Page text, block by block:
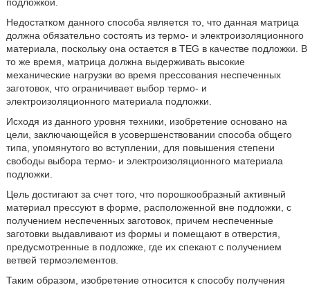
Недостатком данного способа является то, что данная матрица
должна обязательно состоять из термо- и электроизоляционного
материала, поскольку она остается в TEG в качестве подложки. В
то же время, матрица должна выдерживать высокие
механические нагрузки во время прессования неспеченных
заготовок, что ограничивает выбор термо- и
электроизоляционного материала подложки.
Исходя из данного уровня техники, изобретение основано на
цели, заключающейся в усовершенствовании способа общего
типа, упомянутого во вступлении, для повышения степени
свободы выбора термо- и электроизоляционного материала
подложки.
Цель достигают за счет того, что порошкообразный активный
материал прессуют в форме, расположенной вне подложки, с
получением неспеченных заготовок, причем неспеченные
заготовки выдавливают из формы и помещают в отверстия,
предусмотренные в подложке, где их спекают с получением
ветвей термоэлементов.
Таким образом, изобретение относится к способу получения